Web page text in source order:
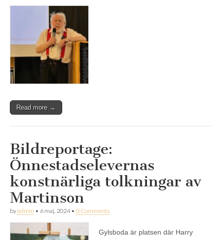
Read more →
Bildreportage:
Önnestadselevernas
konstnärliga tolkningar av
Martinson
byadmin • 6 maj, 2024• 0 Comments
Gylsboda är platsen där Harry